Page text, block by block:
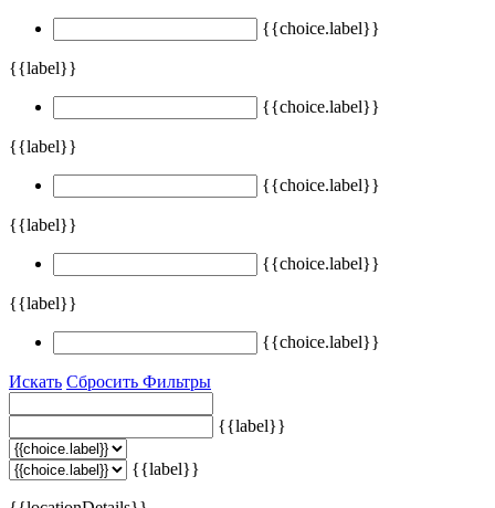
{{choice.label}}
{{label}}
{{choice.label}}
{{label}}
{{choice.label}}
{{label}}
{{choice.label}}
{{label}}
{{choice.label}}
Искать Сбросить Фильтры
{{label}}
{{label}}